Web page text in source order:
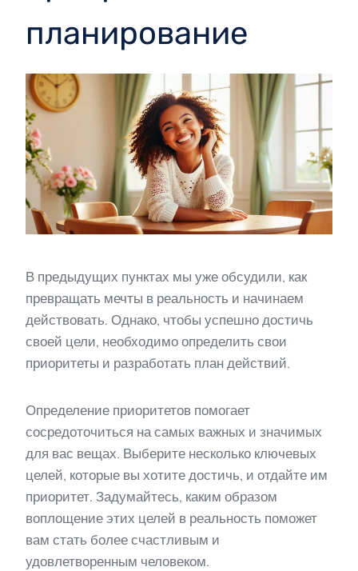
планирование
В предыдущих пунктах мы уже обсудили, как
превращать мечты в реальность и начинаем
действовать. Однако, чтобы успешно достичь
своей цели, необходимо определить свои
приоритеты и разработать план действий.
Определение приоритетов помогает
сосредоточиться на самых важных и значимых
для вас вещах. Выберите несколько ключевых
целей, которые вы хотите достичь, и отдайте им
приоритет. Задумайтесь, каким образом
воплощение этих целей в реальность поможет
вам стать более счастливым и
удовлетворенным человеком.